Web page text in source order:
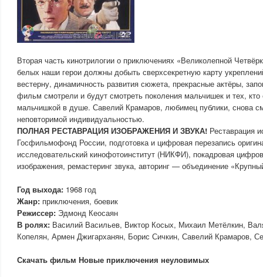
Вторая часть кинотрилогии о приключениях «Великолепной
белых наши герои должны добыть сверхсекретную карту
вестерну, динамичность развития сюжета, прекрасные актёры,
фильм смотрели и будут смотреть поколения мальчишек и тех, кто
мальчишкой в душе. Савелий Крамаров, любимец публики, снова
неповторимой индивидуальностью.
ПОЛНАЯ РЕСТАВРАЦИЯ ИЗОБРАЖЕНИЯ И ЗВУКА! Реставрация
Госфильмофонд России, подготовка и цифровая перезапись
исследовательский кинофотоинститут (НИКФИ), покадровая
изображения, ремастеринг звука, авторинг — объединение
Год выхода: 1968 год
Жанр: приключения, боевик
Режиссер: Эдмонд Кеосаян
В ролях: Василий Васильев, Виктор Косых, Михаил Метёлкин,
Копелян, Армен Джигарханян, Борис Сичкин, Савелий Крамаров,
Скачать фильм Новые приключения неуловимых